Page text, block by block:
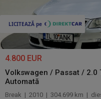
4.800 EUR
Volkswagen / Passat / 2.0
Automată
Break | 2010 | 304.699 km |